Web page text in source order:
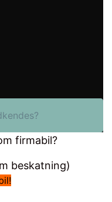
firmabil?
beskatning)